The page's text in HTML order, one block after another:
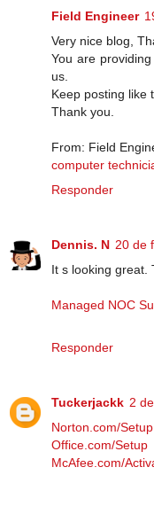
Field Engineer
Very nice blog,
You are
us.
Keep posting like
Thank you.
From: Field
computer
Responder
Dennis. N 20 de
It s looking great.
Managed NOC
Responder
Tuckerjackk 2
Norton.com/Setup
Office.com/Setup
McAfee.com/